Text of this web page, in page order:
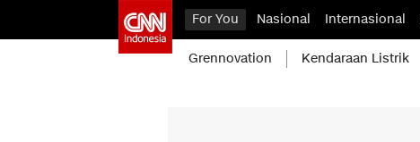
For You Nasional Internasional
Grennovation Kendaraan Listrik